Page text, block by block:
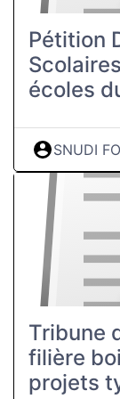
Pétition
écoles
SNUDI
Tribune
filière
projets